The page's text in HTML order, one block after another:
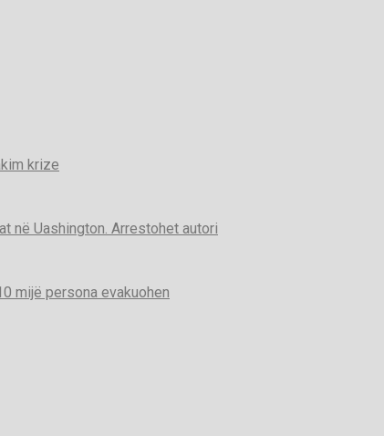
krize
në Uashington. Arrestohet autori
mijë persona evakuohen